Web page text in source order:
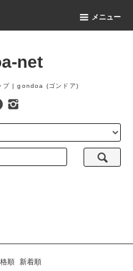
メニュー
net
プ | gondoa (ゴンドア)
順 新着順